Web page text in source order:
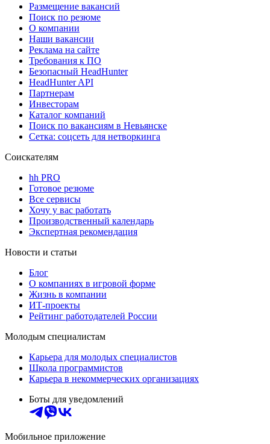
Размещение вакансий
Поиск по резюме
О компании
Наши вакансии
Реклама на сайте
Требования к ПО
Безопасный HeadHunter
HeadHunter API
Партнерам
Инвесторам
Каталог компаний
Поиск по вакансиям в Невьянске
Сетка: соцсеть для нетворкинга
Соискателям
hh PRO
Готовое резюме
Все сервисы
Хочу у вас работать
Производственный календарь
Экспертная рекомендация
Новости и статьи
Блог
О компаниях в игровой форме
Жизнь в компании
ИТ-проекты
Рейтинг работодателей России
Молодым специалистам
Карьера для молодых специалистов
Школа программистов
Карьера в некоммерческих организациях
Боты для уведомлений
Мобильное приложение